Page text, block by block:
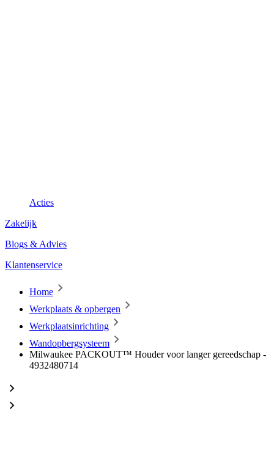
Acties
Zakelijk
Blogs & Advies
Klantenservice
Home
Werkplaats & opbergen
Werkplaatsinrichting
Wandopbergsysteem
Milwaukee PACKOUT™ Houder voor langer gereedschap -
4932480714